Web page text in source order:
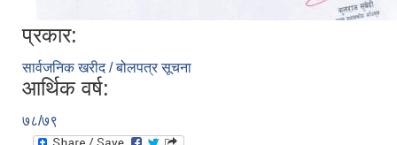
प्रकार:
सार्वजनिक खरीद / बोलपत्र सूचना
आर्थिक वर्ष:
७८/७९